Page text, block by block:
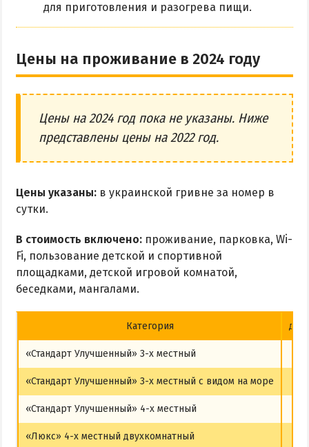
для приготовления и разогрева пищи.
Цены на проживание в 2024 году
Цены на 2024 год пока не указаны. Ниже
представлены цены на 2022 год.
Цены указаны: в украинской гривне за номер в
сутки.
В стоимость включено: проживание, парковка, Wi-
Fi, пользование детской и спортивной
площадками, детской игровой комнатой,
беседками, мангалами.
Категория до
«Стандарт Улучшенный» 3-х местный
«Стандарт Улучшенный» 3-х местный с видом на море
«Стандарт Улучшенный» 4-х местный
«Люкс» 4-х местный двухкомнатный